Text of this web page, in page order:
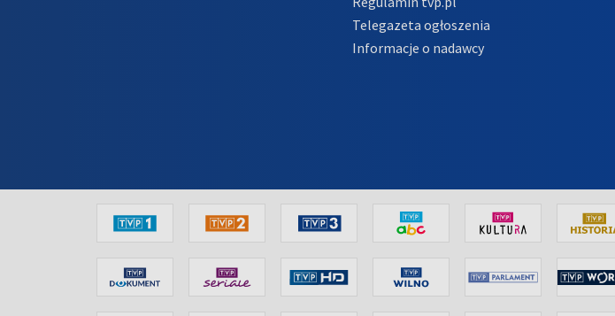
Telegazeta ogłoszenia
Informacje o nadawcy